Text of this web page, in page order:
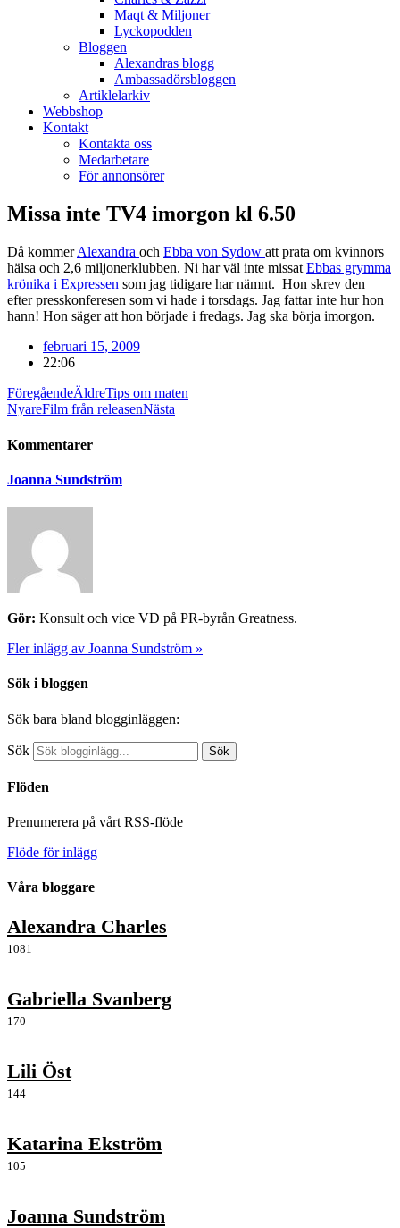
Maqt & Miljoner
Lyckopodden
Bloggen
Alexandras blogg
Ambassadörsbloggen
Artiklelarkiv
Webbshop
Kontakt
Kontakta oss
Medarbetare
För annonsörer
Missa inte TV4 imorgon kl 6.50
Då kommerAlexandra och Ebba von Sydow att prata om kvinnors
hälsa och 2,6 miljonerklubben. Ni har väl inte missat Ebbas grymma
krönika i Expressen som jag tidigare har nämnt. Hon skrev den
efter presskonferesen som vi hade i torsdags. Jag fattar inte hur hon
hann! Hon säger att hon började i fredags. Jag ska börja imorgon.
februari 15, 2009
22:06
FöregåendeÄldreTips om maten
NyareFilm från releasenNästa
Kommentarer
Joanna Sundström
Gör: Konsult och vice VD på PR-byrån Greatness.
Fler inlägg av Joanna Sundström »
Sök i bloggen
Sök bara bland blogginläggen:
Sök Sök
Flöden
Prenumerera på vårt RSS-flöde
Flöde för inlägg
Våra bloggare
Alexandra Charles
1081
Gabriella Svanberg
170
Lili Öst
144
Katarina Ekström
105
Joanna Sundström